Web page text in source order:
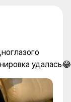
удалась😂